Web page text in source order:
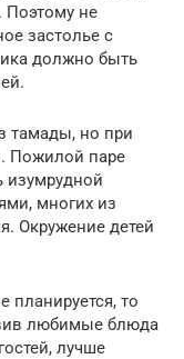
Поэтому не
застолье с
должно быть
тамады, но при
Пожилой паре
изумрудной
многих из
Окружение детей
планируется, то
любимые блюда
лучше